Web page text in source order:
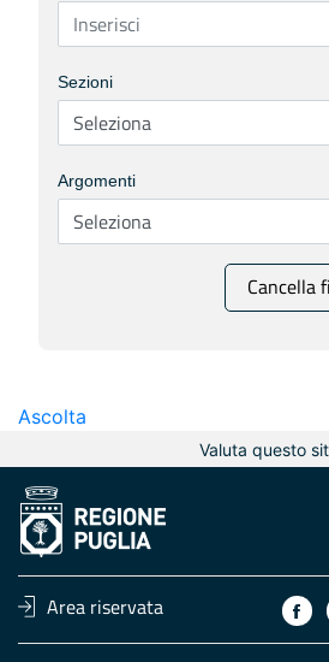
Sezioni
Argomenti
Cancella
Ascolta
Valuta questo
Area riservata